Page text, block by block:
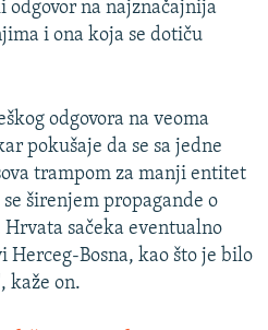
odgovor na najznačajnija
i ona koja se dotiču
odgovora na veoma
pokušaje da se sa jedne
trampom za manji entitet
širenjem propagande o
sačeka eventualno
Herceg-Bosna, kao što je bilo
kaže on.